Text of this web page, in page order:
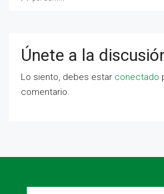
Únete a la
Lo siento, debes estar conectado
comentario.